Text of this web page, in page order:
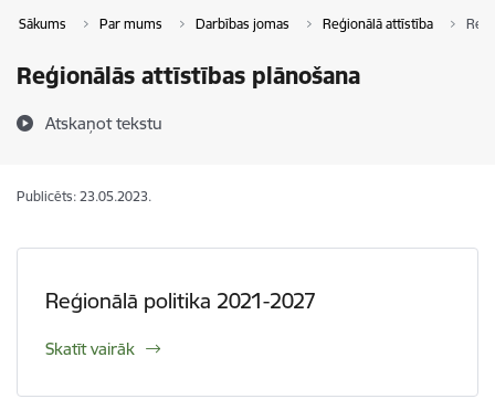
Sākums Par mums Darbības jomas Reģionālā attīstība
Reģionālās attīstības plānošana
Atskaņot tekstu
Publicēts: 23.05.2023.
Reģionālā politika 2021-2027
Skatīt vairāk